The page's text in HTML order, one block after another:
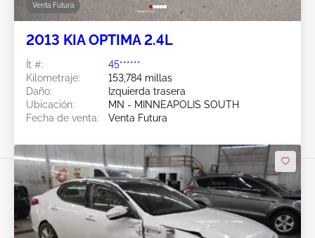
Venta Futura
2013 KIA OPTIMA 2.4L
Ít #:
45******
Kilometraje:
153,784 millas
Daño:
Izquierda trasera
Ubicación:
MN - MINNEAPOLIS SOUTH
Fecha de venta:
Venta Futura